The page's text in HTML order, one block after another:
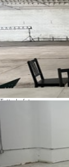
Tutte le foto